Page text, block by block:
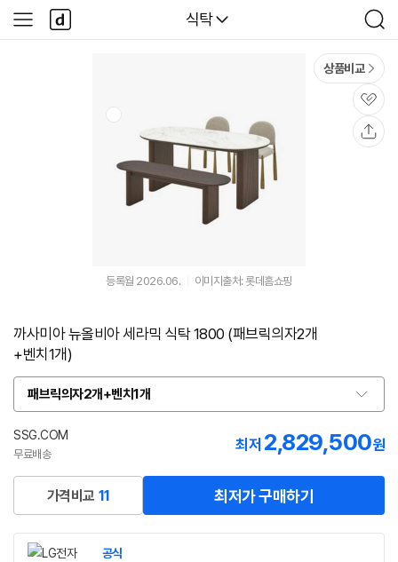
다나와
식탁
검
색
사
이
다
나
와
상품비교
관
심
등록월 2026.06. 이미지출처: 롯데홈쇼핑
까사미아 뉴올비아 세라믹 식탁 1800 (패브릭의자2개
+벤치1개)
패브릭의자2개+벤치1개
옵
션
선
택
SSG.COM
무료배송
최저 2,829,500원
가격비교 11 최저가 구매하기
공식